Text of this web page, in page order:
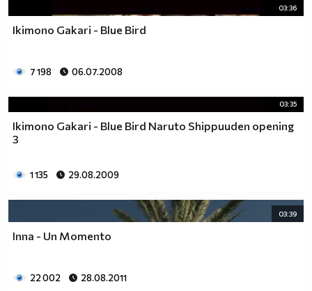
03:36
Ikimono Gakari - Blue Bird
7 198 06.07.2008
03:35
Ikimono Gakari - Blue Bird Naruto Shippuuden opening
3
1 135 29.08.2009
03:39
Inna - Un Momento
22 002 28.08.2011